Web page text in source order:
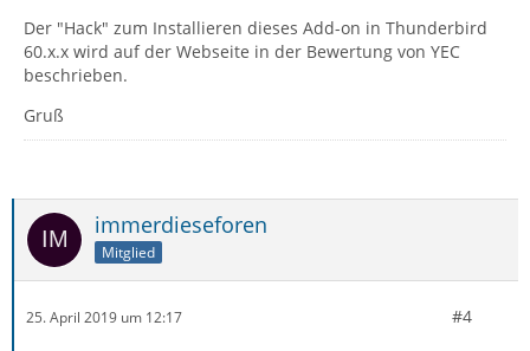
Der "Hack" zum Installieren dieses Add-on in Thunderbird
60.x.x wird auf der Webseite in der Bewertung von YEC
beschrieben.
Gruß
immerdieseforen
Mitglied
25. April 2019 um 12:17 #4